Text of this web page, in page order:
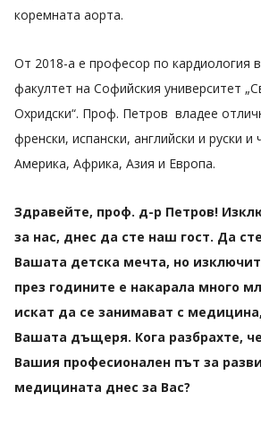
коремната аорта.
От 2018-а е професор по кардиология
факултет на Софийския университет
Охридски“. Проф. Петров владее
френски, испански, английски и руски и
Америка, Африка, Азия и Европа.
Здравейте, проф. д-р Петров!
за нас, днес да сте наш гост. Да
Вашата детска мечта, но
през годините е накарала много
искат да се занимават с
Вашата дъщеря. Кога разбрахте,
Вашия професионален път за
медицината днес за Вас?